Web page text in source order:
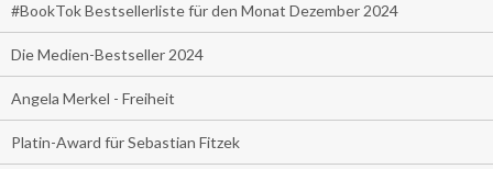
#BookTok Bestsellerliste für den Monat Dezember 2024
Die Medien-Bestseller 2024
Angela Merkel - Freiheit
Platin-Award für Sebastian Fitzek